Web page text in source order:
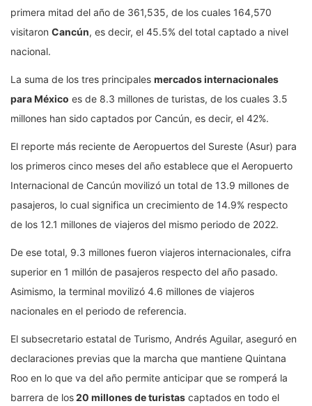
primera mitad del año de 361,535, de los cuales 164,570
visitaron Cancún, es decir, el 45.5% del total captado a nivel
nacional.
La suma de los tres principales mercados internacionales
para México es de 8.3 millones de turistas, de los cuales 3.5
millones han sido captados por Cancún, es decir, el 42%.
El reporte más reciente de Aeropuertos del Sureste (Asur) para
los primeros cinco meses del año establece que el Aeropuerto
Internacional de Cancún movilizó un total de 13.9 millones de
pasajeros, lo cual significa un crecimiento de 14.9% respecto
de los 12.1 millones de viajeros del mismo periodo de 2022.
De ese total, 9.3 millones fueron viajeros internacionales, cifra
superior en 1 millón de pasajeros respecto del año pasado.
Asimismo, la terminal movilizó 4.6 millones de viajeros
nacionales en el periodo de referencia.
El subsecretario estatal de Turismo, Andrés Aguilar, aseguró en
declaraciones previas que la marcha que mantiene Quintana
Roo en lo que va del año permite anticipar que se romperá la
barrera de los20 millones de turistas captados en todo el